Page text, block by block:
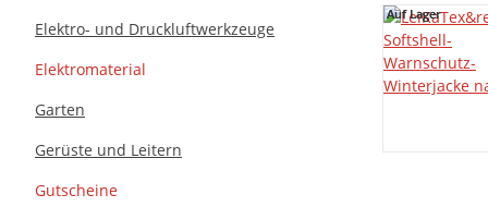
Auf Lager
Auf Lager
Elektro- und Druckluftwerkzeuge
Elektromaterial
Garten
Gerüste und Leitern
Gutscheine